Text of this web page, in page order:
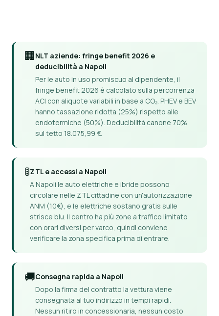
🏢NLT aziende: fringe benefit 2026 e
deducibilità a Napoli
Per le auto in uso promiscuo al dipendente, il
fringe benefit 2026 è calcolato sulla percorrenza
ACI con aliquote variabili in base a CO₂. PHEV e BEV
hanno tassazione ridotta (25%) rispetto alle
endotermiche (50%). Deducibilità canone 70%
sul tetto 18.075,99 €.
🚦ZTL e accessi a Napoli
A Napoli le auto elettriche e ibride possono
circolare nelle ZTL cittadine con un'autorizzazione
ANM (10€), e le elettriche sostano gratis sulle
strisce blu. Il centro ha più zone a traffico limitato
con orari diversi per varco, quindi conviene
verificare la zona specifica prima di entrare.
🚚Consegna rapida a Napoli
Dopo la firma del contratto la vettura viene
consegnata al tuo indirizzo in tempi rapidi.
Nessun ritiro in concessionaria, nessun costo